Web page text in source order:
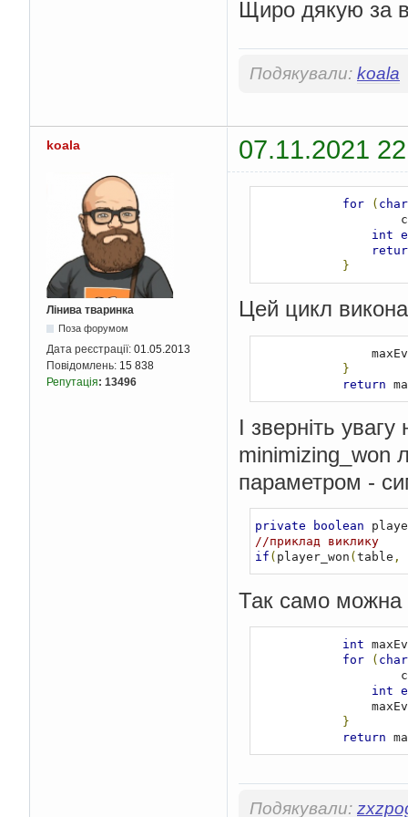
if
(
}
}
}
private char [][]
char[][]
for ( int i =
for (int
result
private boolean
                table
( j =
if
return
symbol) return true;
if
(table[0 ][
symbol) return true
;
return
}
for
[]
                table
if
(row
return
true;
}
for
(int j =
if (table
== opponent_symbol)
table[0][
opponent_symbol)
][
false;
boolean
for (char
if (
Щиро дякую за
Подякували: koala
koala 07.11.2021
Лінива тваринка
Поза форумом
Дата реєстрації: 01.05.2013
Повідомлень: 15 838
Репутація: 13496
for ( char
int
}
Цей цикл
}
return
І зверніть
minimizing_won
параметром -
private boolean
//приклад виклику
if ( player_won ( table ,
Так само можна
int
for
( char
int
}
return
Подякували: